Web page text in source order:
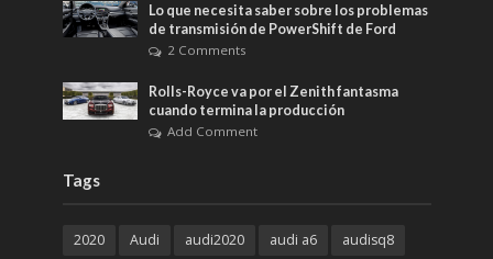
Lo que necesita saber sobre los problemas
de transmisión de PowerShift de Ford
2 Comments
Rolls-Royce va por el Zenith fantasma
cuando termina la producción
Add Comment
Tags
2020 Audi audi2020 audi a6
audisq8